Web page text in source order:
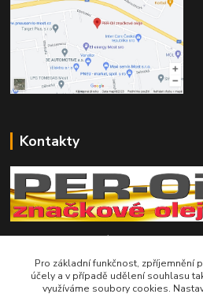
Kontakty
Telefon pro technické dotazy: 775 113
Telefon do našeho obchodu : 774 993
Pro základní funkčnost, zpříjemnění
účely a v případě udělení souhlasu
využíváme soubory cookies.